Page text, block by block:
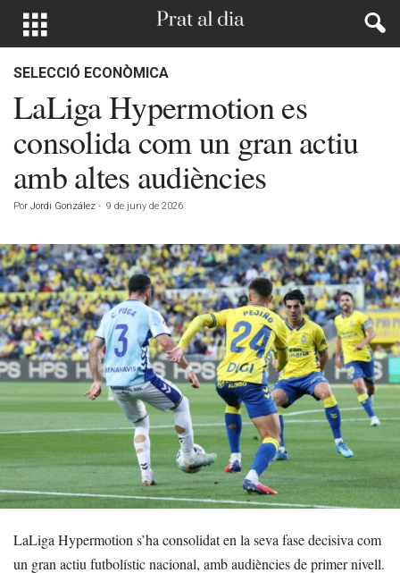
SELECCIÓ ECONÒMICA
LaLiga Hypermotion es
consolida com un gran actiu
amb altes audiències
Por Jordi González - 9 de juny de 2026
LaLiga Hypermotion s’ha consolidat en la seva fase decisiva com
un gran actiu futbolístic nacional, amb audiències de primer nivell.